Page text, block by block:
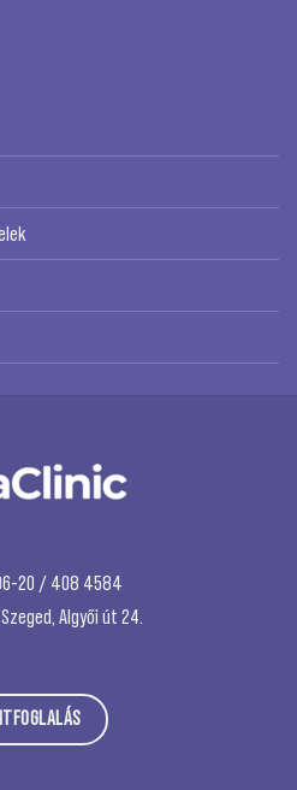
20 / 408 4584
Szeged, Algyői út 24.